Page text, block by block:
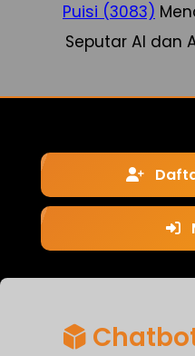
Puisi (3083)
Seputar AI dan